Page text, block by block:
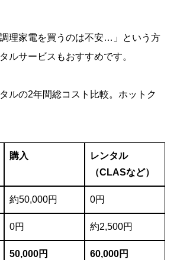
調理家電を買うのは不安…」という方
ルサービスもおすすめです。
ルの2年間総コスト比較。ホットク
購入
レンタル
（CLASなど）
約50,000円 0円
0円 約2,500円
50,000円 60,000円